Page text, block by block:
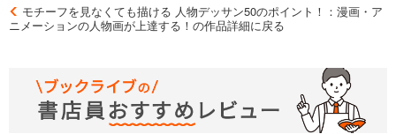
たかなと思います。とはいえ、「50のポイント」というタイト
ルに現れている通り、あくまでも要所を抑えるというだけにと
いんだけどなぁ」というところも無いわけではありません。そ
ういう意味で、「人体をうまく描けなくて悩んでいるけど、ま
ず何から調べればいいかすらもよくわからない」人や、「小難
しい美術解剖学の本は買ってもあまり見返さずに積んでしまう
モチーフを見なくても描ける 人物デッサン50のポイント！：漫画・ア
ニメーションの人物画が上達する！の作品詳細に戻る